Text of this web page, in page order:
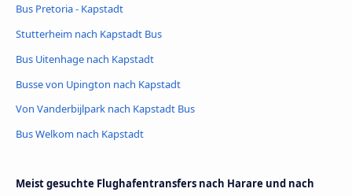
Bus Pretoria - Kapstadt
Stutterheim nach Kapstadt Bus
Bus Uitenhage nach Kapstadt
Busse von Upington nach Kapstadt
Von Vanderbijlpark nach Kapstadt Bus
Bus Welkom nach Kapstadt
Meist gesuchte Flughafentransfers nach Harare und nach